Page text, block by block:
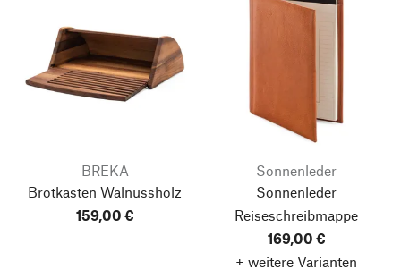
BREKA
Brotkasten Walnussholz
159,00 €
Sonnenleder
Sonnenleder
Reiseschreibmappe
169,00 €
+ weitere Varianten